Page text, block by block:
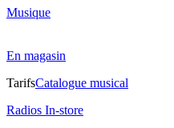
Musique
En magasin
TarifsCatalogue musical
Radios In-store